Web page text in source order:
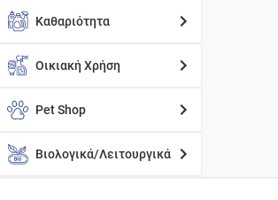
Καθαριότητα
Οικιακή Χρήση
Pet Shop
Βιολογικά/Λειτουργικά